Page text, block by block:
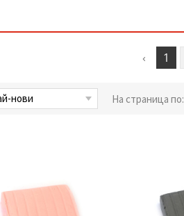
‹ 1
На страница по: